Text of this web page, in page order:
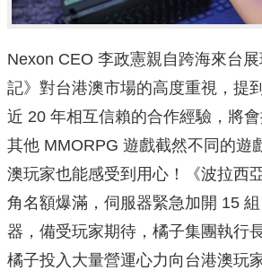
Nexon CEO 李政憲親自跨海來台
記》對台港澳市場的高度重視，提
近 20 年相互信賴的合作經驗，將
其他 MMORPG 遊戲截然不同的遊
澳玩家也能感受到用心！《波拉西
角名額爆滿，伺服器緊急加開 15
器，備受玩家期待，橘子集團執行
橘子投入大量營運心力向台港澳玩